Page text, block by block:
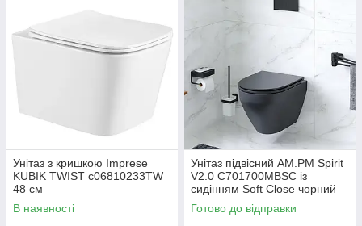
Унітаз з кришкою Imprese
KUBIK TWIST c06810233TW
48 см
В наявності
Унітаз підвісний AM.PM Spirit
V2.0 C701700MBSC із
сидінням Soft Close чорний
матовий
Готово до відправки